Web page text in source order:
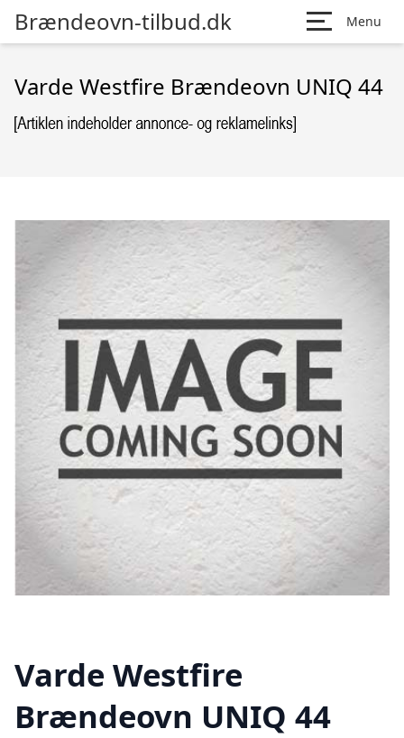
Brændeovn-tilbud.dk Menu
Varde Westfire Brændeovn UNIQ 44
Varde Westfire
Brændeovn UNIQ 44